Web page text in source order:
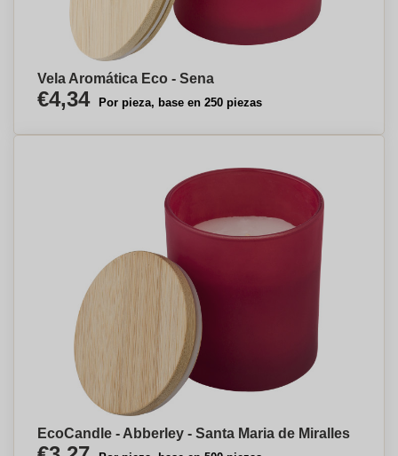
Vela Aromática Eco - Sena
€4,34 Por pieza, base en 250 piezas
EcoCandle - Abberley - Santa Maria de Miralles